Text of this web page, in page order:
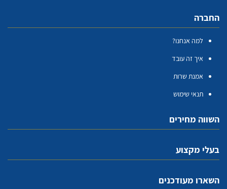
החברה
למה אנחנו?
איך זה עובד
אמנת שרות
תנאי שימוש
השווה מחירים
בעלי מקצוע
השארו מעודכנים